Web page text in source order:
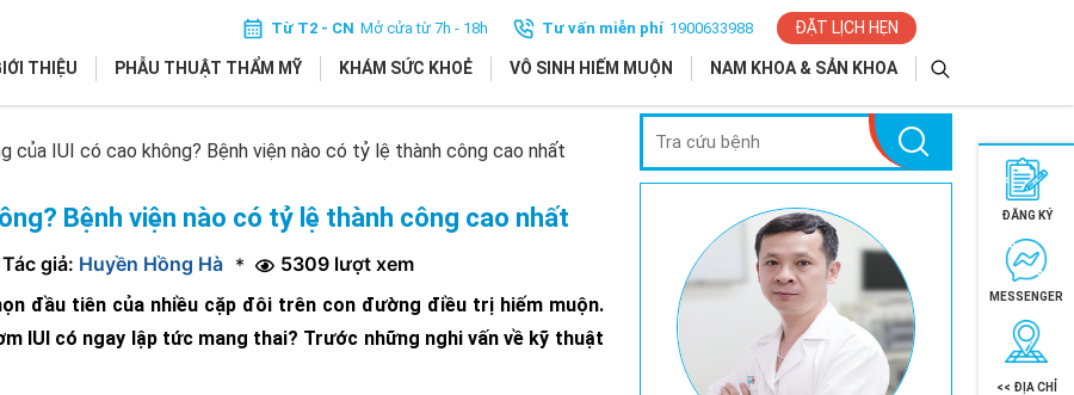
Từ T2 - CN Mở cửa từ 7h - 18h Tư vấn miễn phí 1900633988 ĐẶT LỊCH HẸN
THIỆU PHẪU THUẬT THẨM MỸ KHÁM SỨC KHOẺ VÔ SINH HIẾM MUỘN NAM KHOA & SẢN KHOA
của IUI có cao không? Bệnh viện nào có tỷ lệ thành công cao nhất
Bệnh viện nào có tỷ lệ thành công cao nhất
Tác giả: Huyền Hồng Hà * 5309 lượt xem
đầu tiên của nhiều cặp đôi trên con đường điều trị hiếm muộn.
IUI có ngay lập tức mang thai? Trước những nghi vấn về kỹ thuật
ĐĂNG KÝ
MESSENGER
<< ĐỊA CHỈ